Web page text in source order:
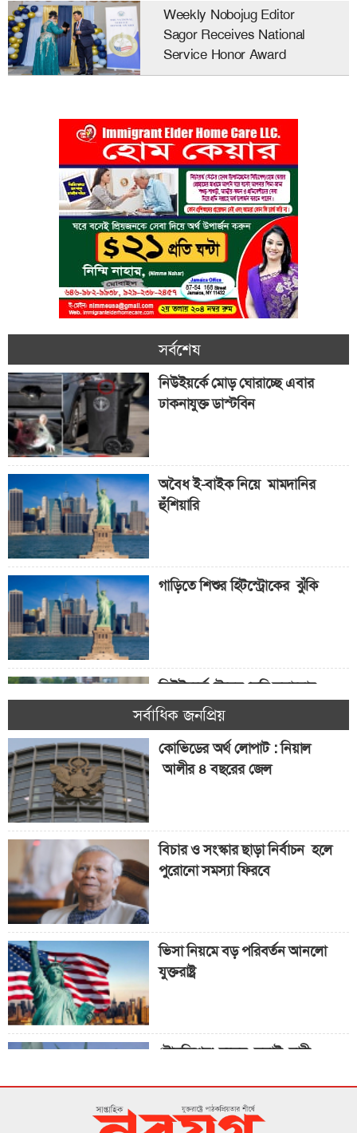
Weekly Nobojug Editor
Sagor Receives National
Service Honor Award
সর্বশেষ
নিউইয়র্কে মোড় ঘোরাচ্ছে এবার
ঢাকনাযুক্ত ডাস্টবিন
অবৈধ ই-বাইক নিয়ে মামদানির
হুঁশিয়ারি
গাড়িতে শিশুর হিটস্ট্রোকের ঝুঁকি
নিউইয়র্কে ট্রেনের দেরি কমানোর
উদ্যোগ
সর্বাধিক জনপ্রিয়
কোভিডের অর্থ লোপাট : নিয়াল
আলীর ৪ বছরের জেল
বিচার ও সংস্কার ছাড়া নির্বাচন হলে
পুরোনো সমস্যা ফিরবে
ভিসা নিয়মে বড় পরিবর্তন আনলো
যুক্তরাষ্ট্র
‘ট্রানজিশন’ দলের সবাই নারী